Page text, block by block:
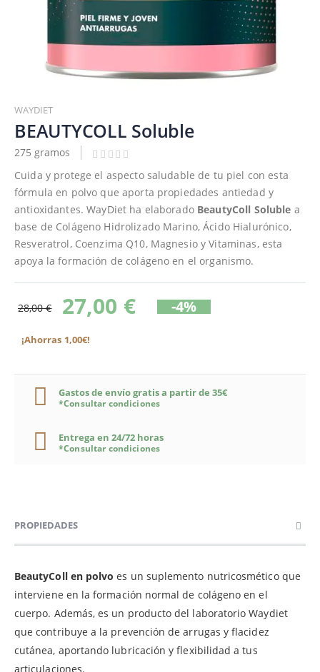
al
comienzo
de
la
galería
imágenes
WAYDIET
BEAUTYCOLL Soluble
275 gramos
Cuida y protege el aspecto saludable de tu piel con esta
fórmula en polvo que aporta propiedades antiedad y
antioxidantes. WayDiet ha elaborado BeautyColl Soluble a
base de Colágeno Hidrolizado Marino, Ácido Hialurónico,
Resveratrol, Coenzima Q10, Magnesio y Vitaminas, esta
apoya la formación de colágeno en el organismo.
28,00 € 27,00 € -4%
¡Ahorras 1,00€!
Gastos de envío gratis a partir de 35€
*Consultar condiciones
Entrega en 24/72 horas
*Consultar condiciones
PROPIEDADES
BeautyColl en polvoes un suplemento nutricosmético que
interviene en la formación normal de colágeno en el
cuerpo. Además, es un producto del laboratorio Waydiet
que contribuye a la prevención de arrugas y flacidez
cutánea, aportando lubricación y flexibilidad a tus
articulaciones.